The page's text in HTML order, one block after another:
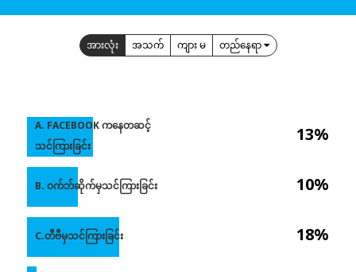
အားလုံး အသက် ကျား မ တည်နေရာ
13%
10%
18%
A. FACEBOOK ကနေတဆင့်
သင်ကြားခြင်း
B. ဝက်ဘ်ဆိုက်မှသင်ကြားခြင်း
C.တီဗီမှသင်ကြားခြင်း